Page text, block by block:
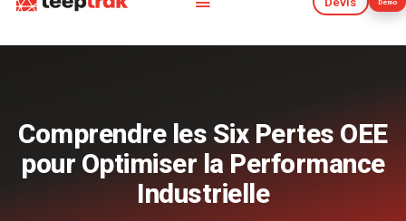
Démo
Devis Démo
Comprendre les Six Pertes OEE
pour Optimiser la Performance
Industrielle